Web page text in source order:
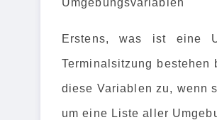
Umgebungsvariablen
Erstens, was ist eine
Terminalsitzung
diese Variablen zu, wenn
um eine Liste aller